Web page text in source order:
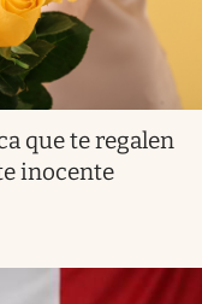
que te regalen
inocente